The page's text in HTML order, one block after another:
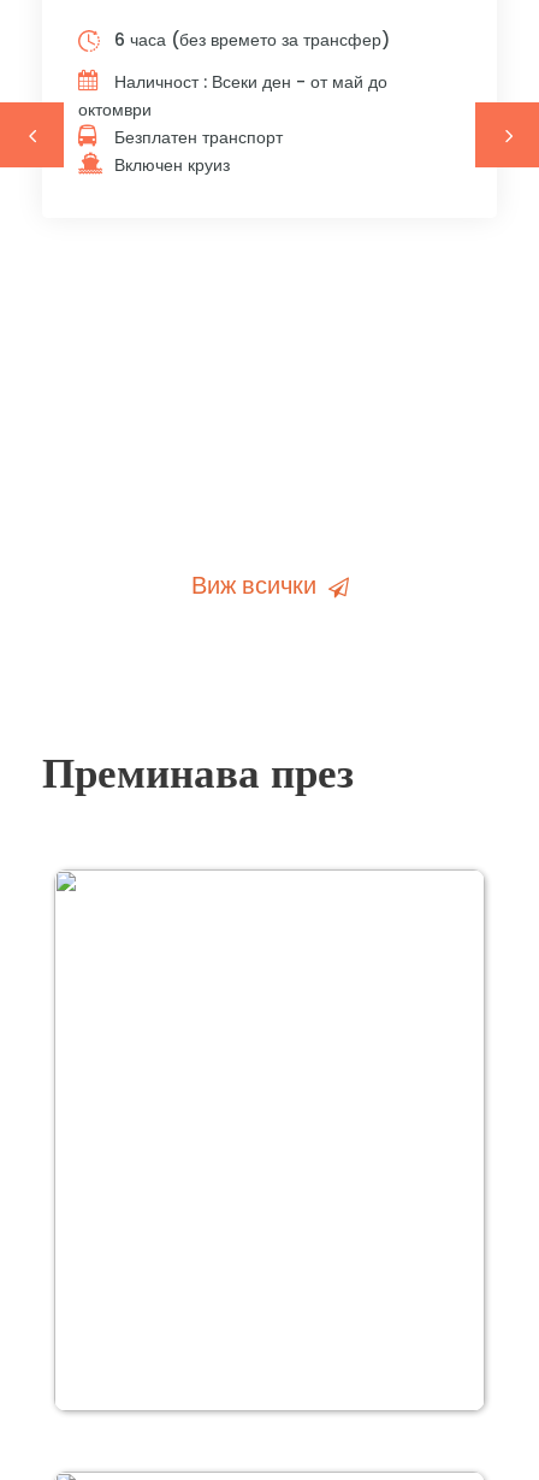
6 часа (без времето за трансфер)
Наличност : Всеки ден - от май до
октомври
Безплатен транспорт
Включен круиз
Виж всички
Преминава през